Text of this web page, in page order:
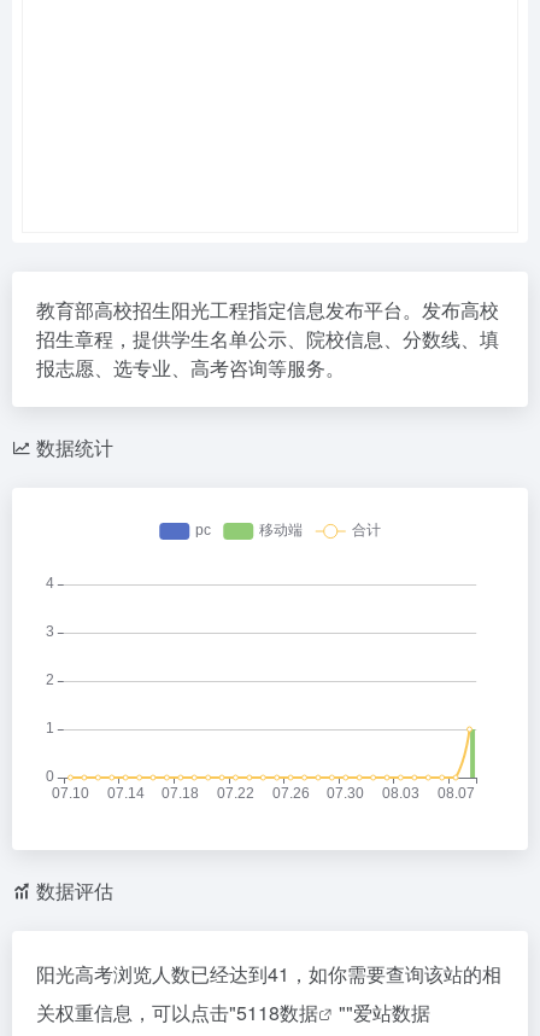
教育部高校招生阳光工程指定信息发布平台。发布高校
招生章程，提供学生名单公示、院校信息、分数线、填
报志愿、选专业、高考咨询等服务。
数据统计
数据评估
阳光高考浏览人数已经达到41，如你需要查询该站的相
关权重信息，可以点击"5118数据 ""爱站数据